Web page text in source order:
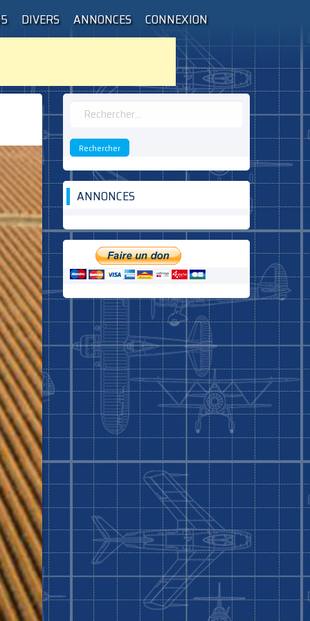
DIVERS ANNONCES CONNEXION
Rechercher :
ANNONCES